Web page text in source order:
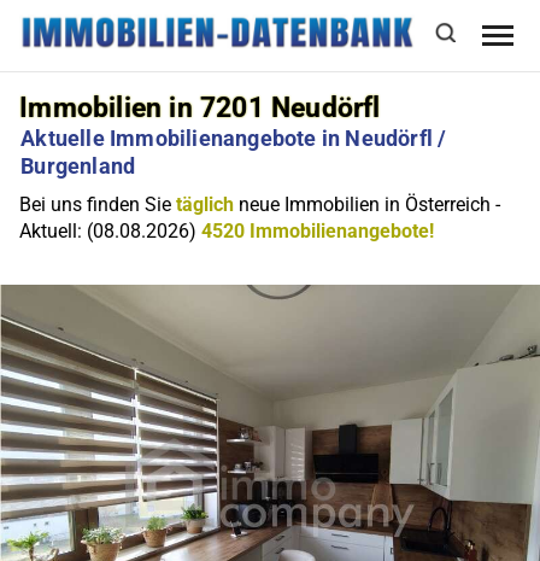
Immobilien in 7201 Neudörfl
Aktuelle Immobilienangebote in Neudörfl /
Burgenland
Bei uns finden Sietäglich neue Immobilien in Österreich -
Aktuell: (08.08.2026)4520 Immobilienangebote!